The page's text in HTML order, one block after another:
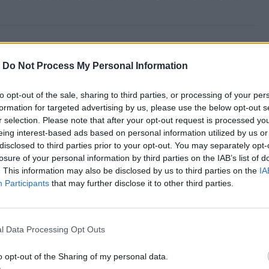
Do Not Process My Personal Information
opt-out of the sale, sharing to third parties, or processing of your
for targeted advertising by us, please use the below opt-out
selection. Please note that after your opt-out request is processed
interest-based ads based on personal information utilized by us
to third parties prior to your opt-out. You may separately
of your personal information by third parties on the IAB’s list of
This information may also be disclosed by us to third parties on the
Participants that may further disclose it to other third parties.
Data Processing Opt Outs
opt-out of the Sharing of my personal data.
5 Apple'a ujrzał światło dzienne –
ekran, potężny procesor. Show skradły
wypatrywany, dopytywany, w końcu jest – nowy
była zdecydowanie najbardziej wyczekiwana
w historii. Wejściówki na wydarzenie rozeszły
minut. Przecieki o nowym sprzęcie krążyły po
dłuższego czasu. Apogeum medialnej i
gorączki przypadło na 12 września. Czy Apple
2012, 18:30
iPhone 5? Trwa konferencja